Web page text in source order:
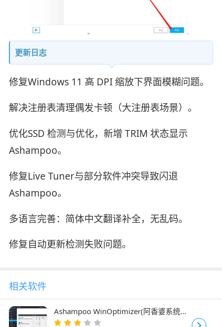
更新日志
修复Windows 11 高 DPI 缩放下界面模糊问题。
解决注册表清理偶发卡顿（大注册表场景）。
优化SSD 检测与优化，新增 TRIM 状态显示
Ashampoo。
修复Live Tuner与部分软件冲突导致闪退
Ashampoo。
多语言完善：简体中文翻译补全，无乱码。
修复自动更新检测失败问题。
相关软件
Ashampoo WinOptimizer(阿香婆系统优
化软件)V17.00.21 中文已注册安装版